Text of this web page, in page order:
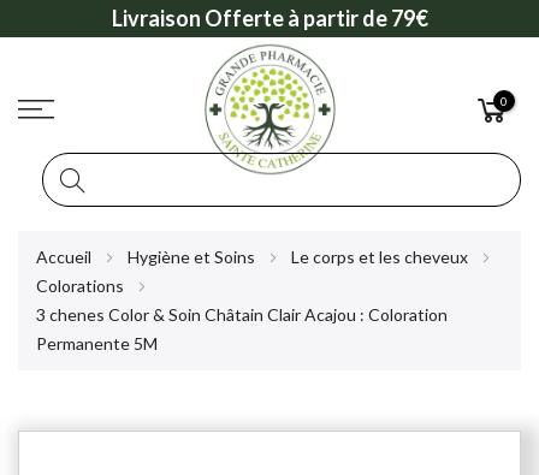
Livraison Offerte à partir de 79€
0
Accueil Hygiène et Soins
Le corps et les cheveux
Colorations
3 chenes Color & Soin Châtain Clair Acajou : Coloration
Permanente 5M